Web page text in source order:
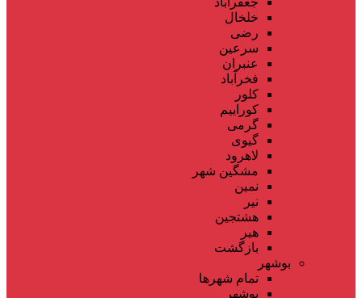
خلخال
رضی
سرعین
عنبران
فخرآباد
کلور
کوراییم
گرمی
گیوی
لاهرود
مشگین شهر
نمین
نیر
هشتجین
هیر
بازگشت
بوشهر
تمام شهر‌ها
بوشهر